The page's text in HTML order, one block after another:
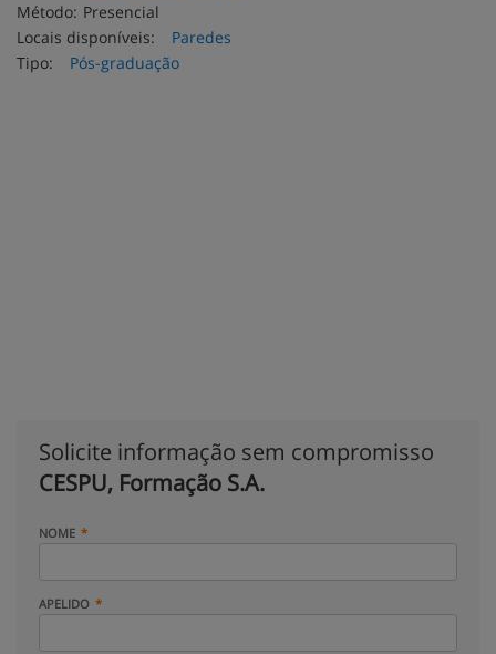
Método: Presencial
Locais disponíveis:
Paredes
Tipo:
Pós-graduação
Solicite informação sem compromisso
CESPU, Formação S.A.
NOME
APELIDO